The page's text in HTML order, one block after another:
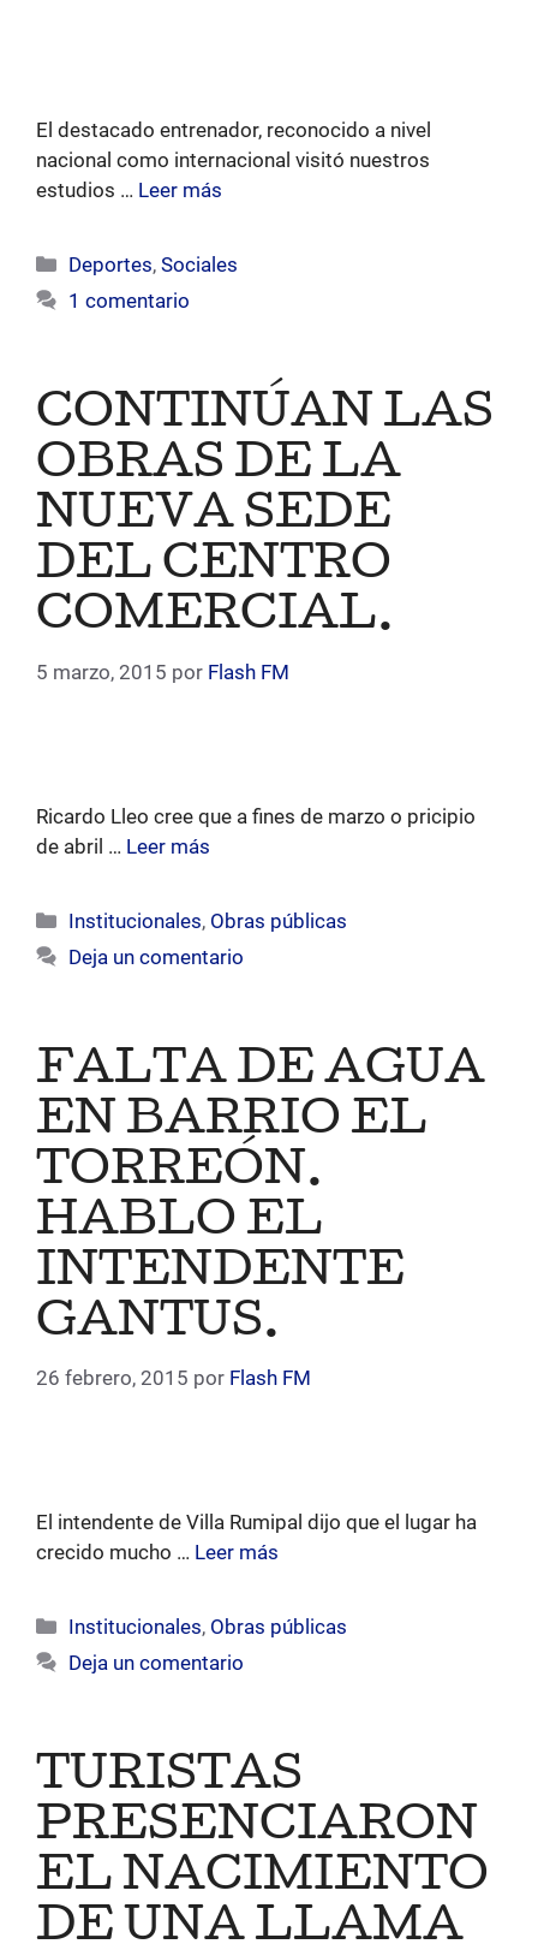
El destacado entrenador, reconocido a nivel
nacional como internacional visitó nuestros
estudios … Leer más
Categorías
Deportes,Sociales
1 comentario
CONTINÚAN LAS
OBRAS DE LA
NUEVA SEDE
DEL CENTRO
COMERCIAL.
5 marzo, 2015 por Flash FM
Ricardo Lleo cree que a fines de marzo o pricipio
de abril … Leer más
Categorías
Institucionales, Obras públicas
Deja un comentario
FALTA DE AGUA
EN BARRIO EL
TORREÓN.
HABLO EL
INTENDENTE
GANTUS.
26 febrero, 2015 por Flash FM
El intendente de Villa Rumipal dijo que el lugar ha
crecido mucho … Leer más
Categorías
Institucionales, Obras públicas
Deja un comentario
TURISTAS
PRESENCIARON
EL NACIMIENTO
DE UNA LLAMA